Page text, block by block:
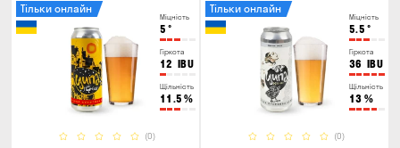
Міцність
5 °
Гіркота
12 IBU
Щільність
11.5 %
(0)
Тільки онлайн
Міцність
5.5 °
Гіркота
36 IBU
Щільність
13 %
(0)
Тільки онлайн